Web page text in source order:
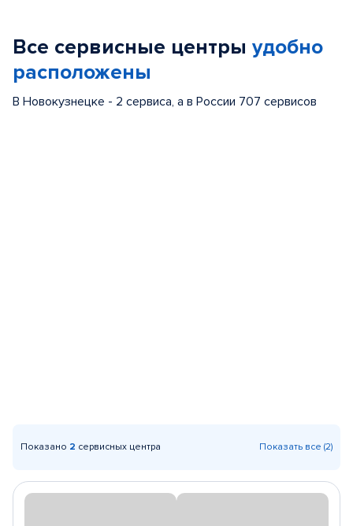
Все сервисные центры удобно
расположены
В Новокузнецке - 2 сервиса, а в России 707 сервисов
Показано 2 сервисных центра Показать все (2)